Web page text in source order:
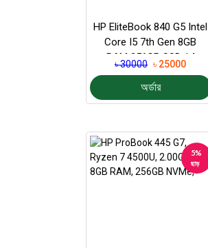
HP EliteBook 840 G5 Intel
Core I5 7th Gen 8GB
RAM 256GB SSD 14
Inches FHD Displa...
৳ 30000 ৳ 25000
অর্ডার
5%
ছাড়